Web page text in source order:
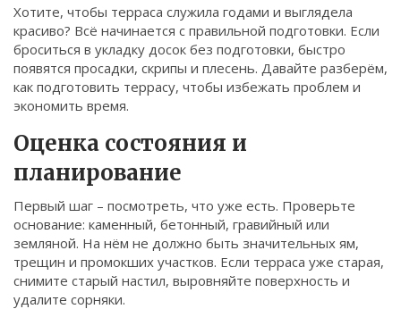
Условия использования
Политика конфиденциальности
ФЗ-152
Связаться
© 2026. Все права защищены.
Хотите, чтобы терраса служила годами и выглядела
красиво? Всё начинается с правильной подготовки. Если
броситься в укладку досок без подготовки, быстро
появятся просадки, скрипы и плесень. Давайте разберём,
как подготовить террасу, чтобы избежать проблем и
экономить время.
Оценка состояния и
планирование
Первый шаг – посмотреть, что уже есть. Проверьте
основание: каменный, бетонный, гравийный или
земляной. На нём не должно быть значительных ям,
трещин и промокших участков. Если терраса уже старая,
снимите старый настил, выровняйте поверхность и
удалите сорняки.